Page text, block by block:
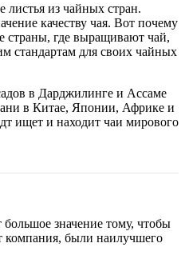
из чайных стран.
качеству чая. Вот почему
страны, где выращивают чай,
стандартам для своих чайных
в Дарджилинге и Ассаме
в Китае, Японии, Африке и
ищет и находит чаи мирового
значение тому, чтобы
компания, были наилучшего